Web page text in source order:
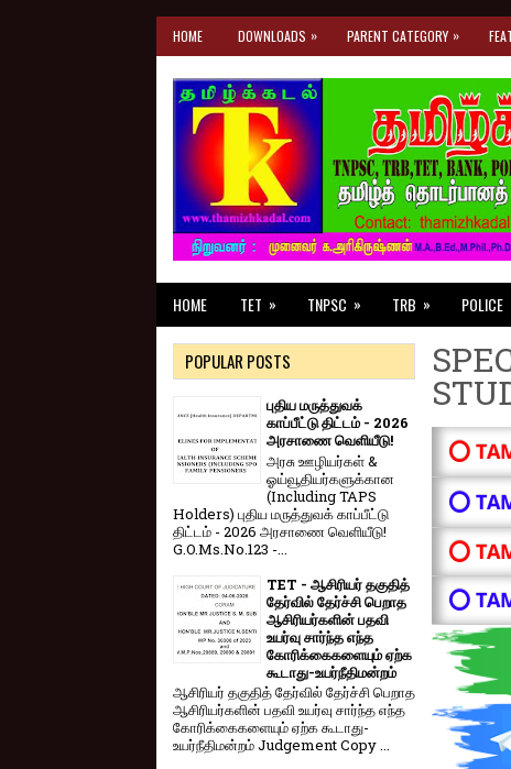
HOME DOWNLOADS » PARENT CATEGORY »
HOME TET » TNPSC » TRB » POLICE
⭕
⭕
⭕
⭕
POPULAR POSTS
புதிய மருத்துவக்
காப்பீட்டு திட்டம் - 2026
அரசாணை வெளியீடு!
அரசு ஊழியர்கள் &
ஓய்வூதியர்களுக்கான
(Including TAPS
Holders) புதிய மருத்துவக் காப்பீட்டு
திட்டம் - 2026 அரசாணை வெளியீடு!
G.O.Ms.No.123 -...
TET - ஆசிரியர் தகுதித்
தேர்வில் தேர்ச்சி பெறாத
ஆசிரியர்களின் பதவி
உயர்வு சார்ந்த எந்த
கோரிக்கைகளையும் ஏற்க
கூடாது-உயர்நீதிமன்றம்
ஆசிரியர் தகுதித் தேர்வில் தேர்ச்சி பெறாத
ஆசிரியர்களின் பதவி உயர்வு சார்ந்த எந்த
கோரிக்கைகளையும் ஏற்க கூடாது-
உயர்நீதிமன்றம் Judgement Copy ...